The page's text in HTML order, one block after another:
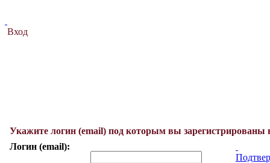
Вход
Укажите логин (email) под которым вы зарегистрированы
Логин (email):